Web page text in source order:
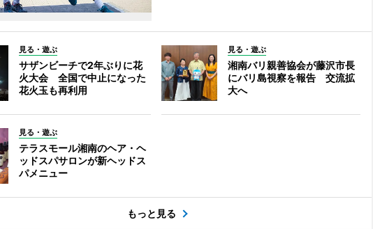
見る・遊ぶ
サザンビーチで2年ぶりに花
火大会 全国で中止になった
花火玉も再利用
見る・遊ぶ
湘南バリ親善協会が藤沢市長
にバリ島視察を報告 交流拡
大へ
見る・遊ぶ
テラスモール湘南のヘア・ヘ
ッドスパサロンが新ヘッドス
パメニュー
もっと見る